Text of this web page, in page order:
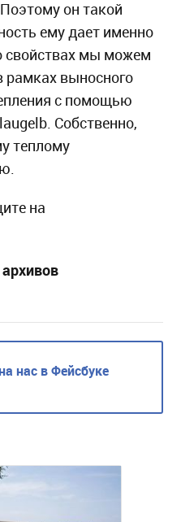
он такой
ему дает именно
свойствах мы можем
рамках выносного
с помощью
Собственно,
теплому
на
нас в Фейсбуке